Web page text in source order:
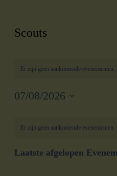
Scouts
Er zijn geen aankomende evenementen.
07/08/2026
datum.
van
Er zijn geen aankomende evenementen.
Laatste afgelopen